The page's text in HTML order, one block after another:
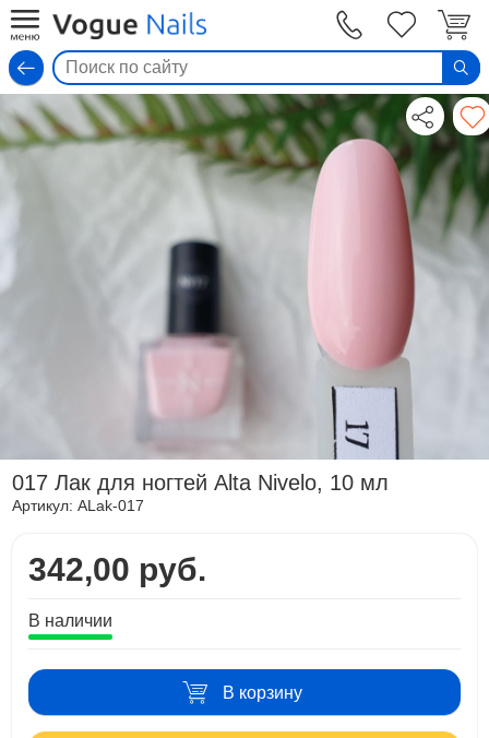
017 Лак для ногтей Alta Nivelo, 10 мл
Артикул:ALak-017
342,00 руб.
В наличии
В корзину